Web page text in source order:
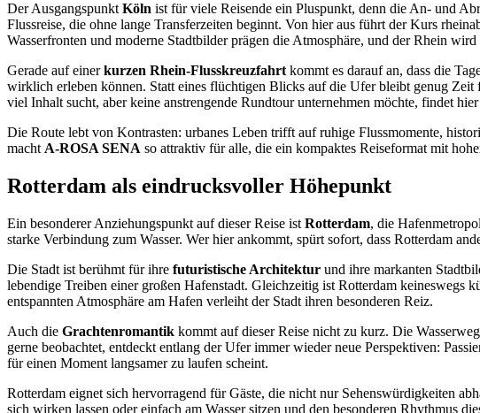
Der AusgangspunktKöln ist für viele Reisende ein Pluspunkt, denn die An- und
Flussreise, die ohne lange Transferzeiten beginnt. Von hier aus führt der Kurs
Wasserfronten und moderne Stadtbilder prägen die Atmosphäre, und der Rhein
Gerade auf einerkurzen Rhein-Flusskreuzfahrtkommt es darauf an, dass die
wirklich erleben können. Statt eines flüchtigen Blicks auf die Ufer bleibt genug Zeit
viel Inhalt sucht, aber keine anstrengende Rundtour unternehmen möchte, findet
Die Route lebt von Kontrasten: urbanes Leben trifft auf ruhige Flussmomente,
machtA-ROSA SENA so attraktiv für alle, die ein kompaktes Reiseformat mit
Rotterdam als eindrucksvoller Höhepunkt
Ein besonderer Anziehungspunkt auf dieser Reise ist Rotterdam, die
starke Verbindung zum Wasser. Wer hier ankommt, spürt sofort, dass Rotterdam
Die Stadt ist berühmt für ihre futuristische Architektur und ihre markanten
lebendige Treiben einer großen Hafenstadt. Gleichzeitig ist Rotterdam keineswegs
entspannten Atmosphäre am Hafen verleiht der Stadt ihren besonderen Reiz.
Auch die Grachtenromantik kommt auf dieser Reise nicht zu kurz. Die
gerne beobachtet, entdeckt entlang der Ufer immer wieder neue Perspektiven:
für einen Moment langsamer zu laufen scheint.
Rotterdam eignet sich hervorragend für Gäste, die nicht nur Sehenswürdigkeiten
sich wirken lassen oder einfach am Wasser sitzen und den besonderen Rhythmus